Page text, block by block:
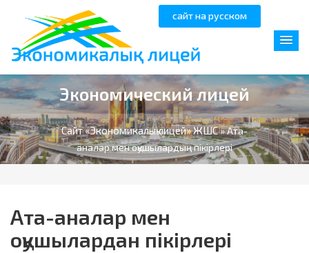
сайт на русском
Экономический лицей
Сайт «Экономикалық лицей» ЖШС» Ата-
аналар мен оқушылардың пікірлері
Ата-аналар мен
оқушылардан пікірлері